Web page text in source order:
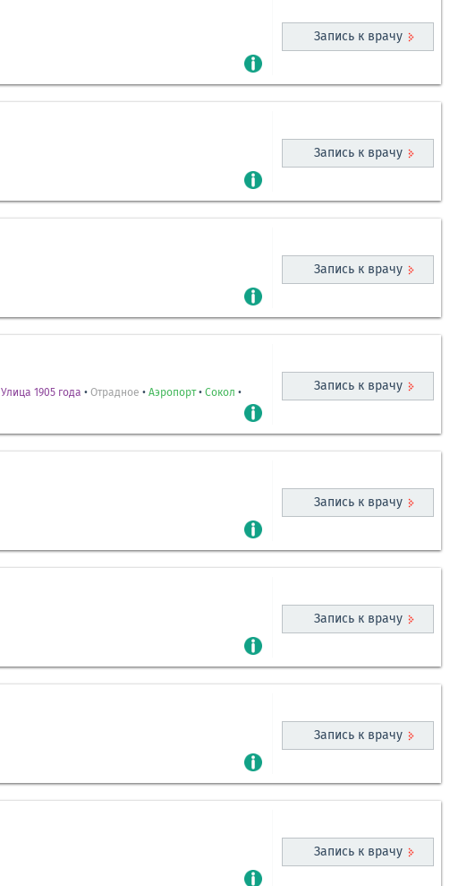
Запись к врачу
Запись к врачу
Запись к врачу
Улица 1905 года • Отрадное • Аэропорт• Сокол •
Запись к врачу
Запись к врачу
Запись к врачу
Запись к врачу
Запись к врачу